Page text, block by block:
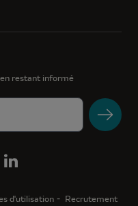
restant informé
d'utilisation Recrutement